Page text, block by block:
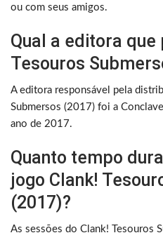
ou com seus amigos.
Qual a editora que
Tesouros
A editora responsável pela
Submersos (2017) foi a
ano de 2017.
Quanto tempo
jogo Clank!
(2017)?
As sessões do Clank! Tesouros